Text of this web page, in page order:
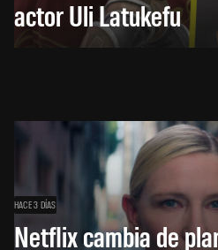
actor Uli Latukefu
HACE 3 DÍAS
Netflix cambia de